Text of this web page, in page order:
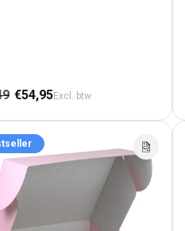
prijs
Aanbiedingsprijs
€54,95Excl. btw